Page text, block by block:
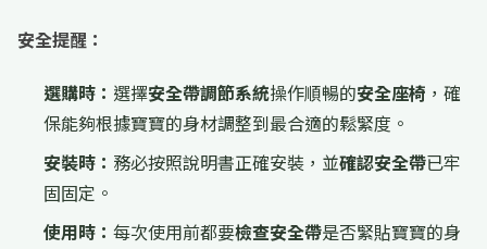
安全提醒：
選購時： 選擇安全帶調節系統操作順暢的安全座椅 ，確
保能夠根據寶寶的身材調整到最合適的鬆緊度。
安裝時： 務必按照說明書正確安裝，並確認安全帶已牢
固固定。
使用時： 每次使用前都要檢查安全帶是否緊貼寶寶的身